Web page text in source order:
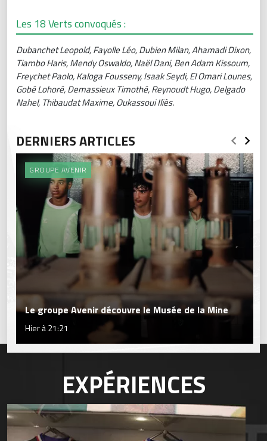
Les 18 Verts convoqués :
Dubanchet Leopold, Fayolle Léo, Dubien Milan, Ahamadi Dixon,
Tiambo Haris, Mendy Oswaldo, Naël Dani, Ben Adam Kissoum,
Freychet Paolo, Kaloga Fousseny, Isaak Seydi, El Omari Lounes,
Gobé Lohoré, Demassieux Timothé, Reynoudt Hugo, Delgado
Nahel, Thibaudat Maxime, Oukassoui Iliès.
DERNIERS ARTICLES
GROUPE AVENIR
Le groupe Avenir découvre le Musée de la Mine
Hier à 21:21
EXPÉRIENCES